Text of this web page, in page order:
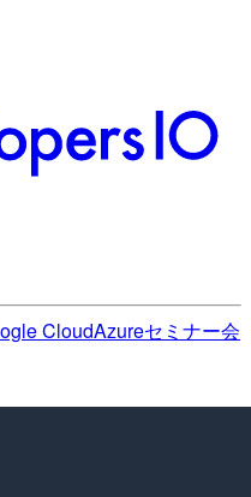
CloudAzureセミナー会